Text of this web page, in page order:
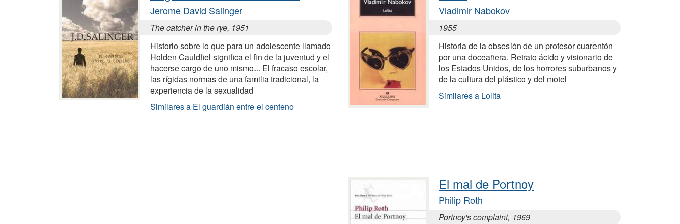
Jerome David Salinger
The catcher in the rye, 1951
Historio sobre lo que para un adolescente llamado
Holden Cauldfiel significa el fin de la juventud y el
hacerse cargo de uno mismo... El fracaso escolar,
las rígidas normas de una familia tradicional, la
experiencia de la sexualidad
Similares a El guardián entre el centeno
Vladimir Nabokov
1955
Historia de la obsesión de un profesor cuarentón
por una doceañera. Retrato ácido y visionario de
los Estados Unidos, de los horrores suburbanos y
de la cultura del plástico y del motel
Similares a Lolita
El mal de Portnoy
Philip Roth
Portnoy's complaint, 1969